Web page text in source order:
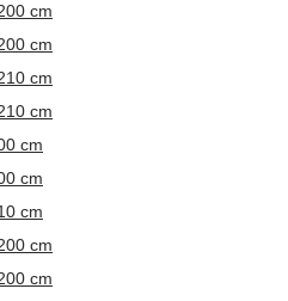
cm
cm
cm
cm
cm
cm
cm
cm
cm